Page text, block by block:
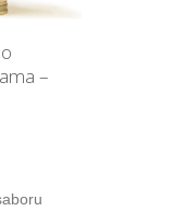
–